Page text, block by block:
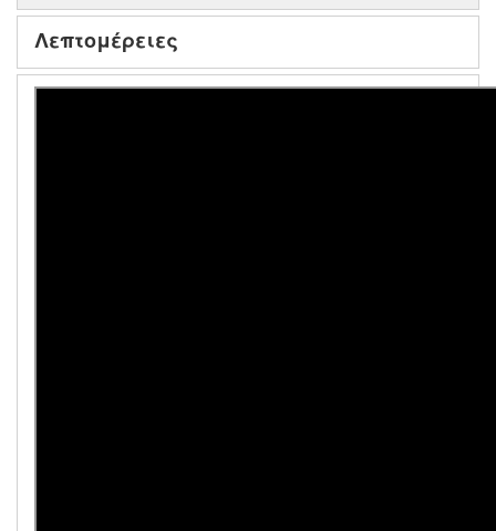
Λεπτομέρειες